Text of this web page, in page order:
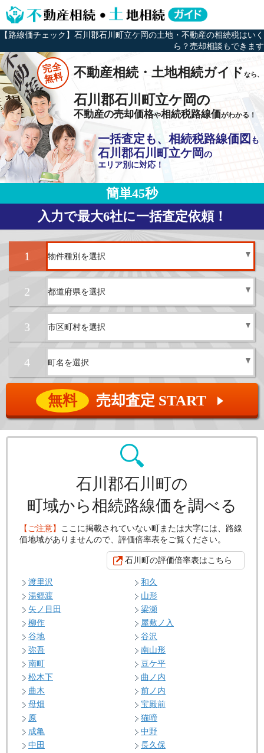
【路線価チェック】石川郡石川町立ケ岡の土地・不動産の相続税はいく
ら？売却相談もできます
完全
無料 不動産相続・土地相続ガイドなら、
石川郡石川町立ケ岡の
不動産の売却価格や相続税路線価がわかる！
一括査定も、相続税路線価図 も
石川郡石川町立ケ岡の
エリア別に対応！
簡単45秒
入力で最大6社に一括査定依頼！
1
2
3
4
無料 売却査定 START ▲
石川郡石川町の
町域から相続路線価を調べる
【ご注意】 ここに掲載されていない町または大字には、路線
価地域がありませんので、評価倍率表をご覧ください。
石川町の評価倍率表はこちら
渡里沢
和久
湯郷渡
山形
矢ノ目田
梁瀬
柳作
屋敷ノ入
谷地
谷沢
弥吾
南山形
南町
豆ケ平
松木下
曲ノ内
曲木
前ノ内
母畑
宝殿前
原
猫啼
成亀
中野
中田
長久保